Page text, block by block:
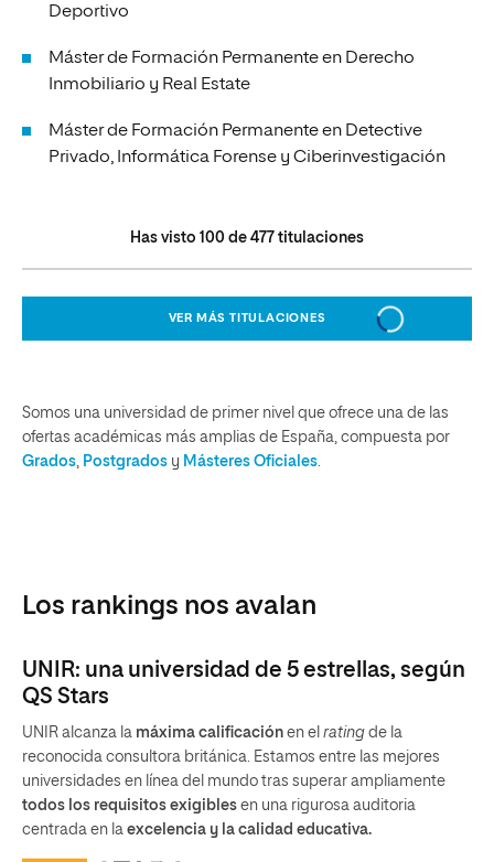
Deportivo
Máster de Formación Permanente en Derecho
Inmobiliario y Real Estate
Máster de Formación Permanente en Detective
Privado, Informática Forense y Ciberinvestigación
Has visto 100 de 477 titulaciones
VER MÁS TITULACIONES
Somos una universidad de primer nivel que ofrece una de las
ofertas académicas más amplias de España, compuesta por
Grados, Postgrados y Másteres Oficiales.
Los rankings nos avalan
UNIR: una universidad de 5 estrellas, según
QS Stars
UNIR alcanza la máxima calificación en el rating de la
reconocida consultora británica. Estamos entre las mejores
universidades en línea del mundo tras superar ampliamente
todos los requisitos exigibles en una rigurosa auditoria
centrada en la excelencia y la calidad educativa.